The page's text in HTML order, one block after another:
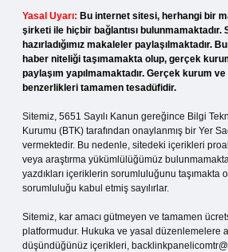
Yasal Uyarı: Bu internet sitesi, herhangi bir
şirketi ile hiçbir bağlantısı bulunmamaktadır.
hazırladığımız makaleler paylaşılmaktadır.
haber niteliği taşımamakta olup, gerçek
paylaşım yapılmamaktadır. Gerçek kurum
benzerlikleri tamamen tesadüfidir.
Sitemiz, 5651 Sayılı Kanun gereğince Bilgi
Kurumu (BTK) tarafından onaylanmış bir Yer
vermektedir. Bu nedenle, sitedeki içerikleri
veya araştırma yükümlülüğümüz
yazdıkları içeriklerin sorumluluğunu taşımakta
sorumluluğu kabul etmiş sayılırlar.
Sitemiz, kar amacı gütmeyen ve tamamen
platformudur. Hukuka ve yasal düzenlemelere
düşündüğünüz içerikleri,